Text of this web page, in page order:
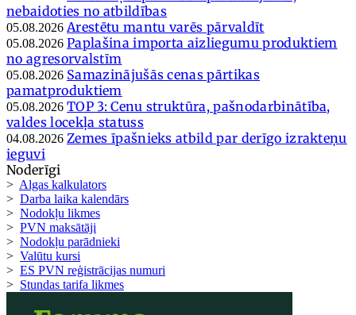
nebaidoties no atbildības
05.08.2026 Arestētu mantu varēs pārvaldīt
05.08.2026 Paplašina importa aizliegumu produktiem
no agresorvalstīm
05.08.2026 Samazinājušās cenas pārtikas
pamatproduktiem
05.08.2026 TOP 3: Cenu struktūra, pašnodarbinātība,
valdes locekļa statuss
04.08.2026 Zemes īpašnieks atbild par derīgo izrakteņu
ieguvi
Noderīgi
> Algas kalkulators
> Darba laika kalendārs
> Nodokļu likmes
> PVN maksātāji
> Nodokļu parādnieki
> Valūtu kursi
> ES PVN reģistrācijas numuri
> Stundas tarifa likmes